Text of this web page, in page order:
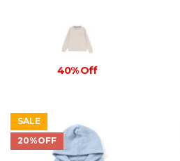
40% Off
SALE
20%OFF